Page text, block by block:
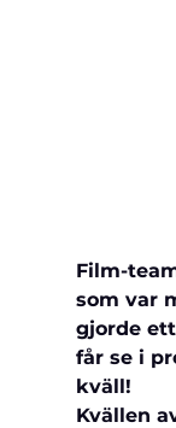
Film-
som var
gjorde
får se i
kväll!
Kvällen